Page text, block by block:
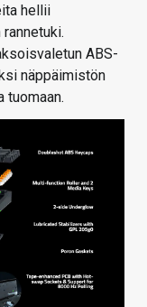
hellii
ABS-
näppäimistön
tuomaan.